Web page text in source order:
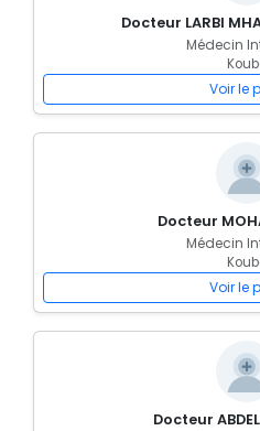
Docteur LARBI
Médecin
Voir le
Docteur
Médecin
Voir le
Docteur